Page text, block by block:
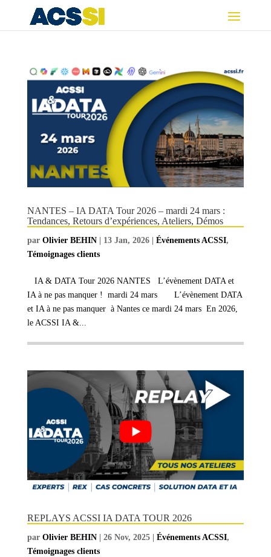
NANTES – IA DATA Tour 2026 – mardi 24 mars :
Tendances, Retours d’expériences, Ateliers, Démos
par Olivier BEHIN| 13 Jan, 2026| Événements ACSSI,
Témoignages clients
IA & DATA Tour 2026 NANTES L’évènement DATA et
IA à ne pas manquer ! mardi 24 mars L’évènement DATA
et IA à ne pas manquer à Nantes ce mardi 24 mars En 2026,
le ACSSI IA &...
REPLAYS ACSSI IA DATA TOUR 2026
par Olivier BEHIN| 26 Nov, 2025| Événements ACSSI,
Témoignages clients